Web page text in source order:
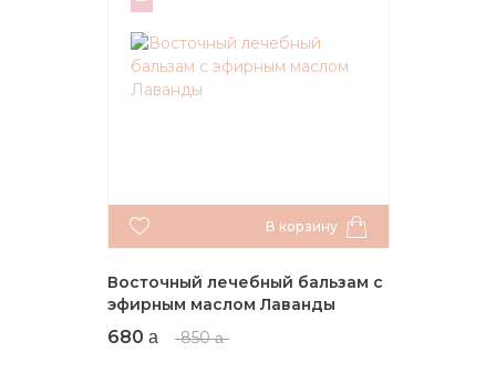
В корзину
Восточный лечебный бальзам с
эфирным маслом Лаванды
680 850